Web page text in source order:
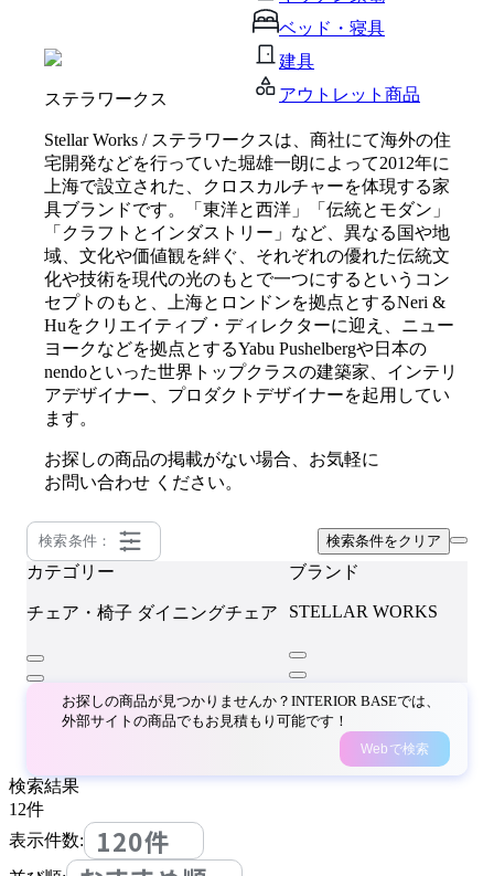
ベッド・寝具
建具
アウトレット商品
ステラワークス
Stellar Works / ステラワークスは、商社にて海外の住
宅開発などを行っていた堀雄一朗によって2012年に
上海で設立された、クロスカルチャーを体現する家
具ブランドです。「東洋と西洋」「伝統とモダン」
「クラフトとインダストリー」など、異なる国や地
域、文化や価値観を絆ぐ、それぞれの優れた伝統文
化や技術を現代の光のもとで一つにするというコン
セプトのもと、上海とロンドンを拠点とするNeri &
Huをクリエイティブ・ディレクターに迎え、ニュー
ヨークなどを拠点とするYabu Pushelbergや日本の
nendoといった世界トップクラスの建築家、インテリ
アデザイナー、プロダクトデザイナーを起用してい
ます。
お探しの商品の掲載がない場合、お気軽に
お問い合わせ ください。
検索条件： 検索条件をクリア
カテゴリー
チェア・椅子 ダイニングチェア
ブランド
STELLAR WORKS
お探しの商品が見つかりませんか？INTERIOR BASEでは、
外部サイトの商品でもお見積もり可能です！
Webで検索
検索結果
12件
表示件数:
120件